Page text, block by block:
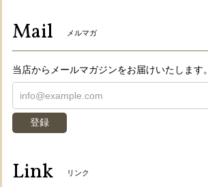
Mail メルマガ
当店からメールマガジンをお届けいたします。
登録
Link リンク